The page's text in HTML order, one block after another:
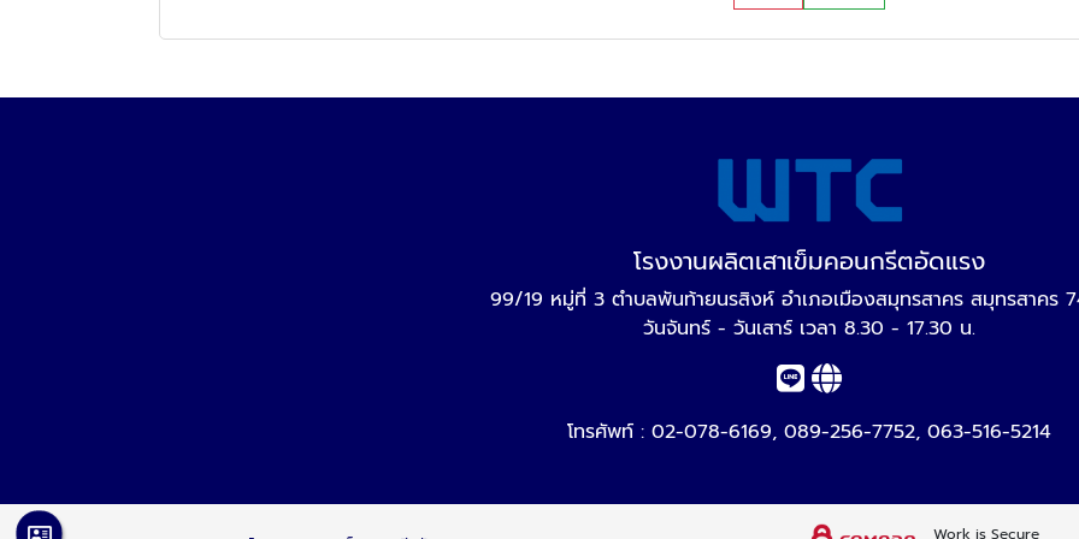
โรงงานผลิตเสาเข็มคอนกรีตอัดแรง
99/19 หมู่ที่ 3 ตำบลพันท้ายนรสิงห์ อำเภอเมืองสมุทรสาคร สมุทรสาคร
วันจันทร์ - วันเสาร์ เวลา 8.30 - 17.30 น.
โทรศัพท์ : 02-078-6169, 089-256-7752, 063-516-5214
Work is Secure